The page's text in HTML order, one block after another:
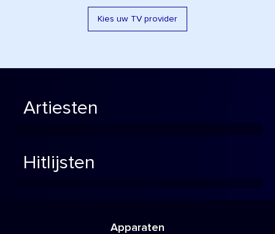
Kies uw TV provider
Artiesten
Hitlijsten
Apparaten